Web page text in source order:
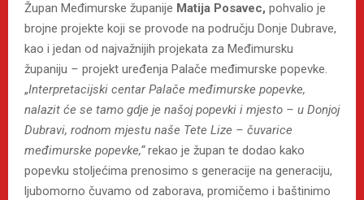
Župan Međimurske županije Matija Posavec, pohvalio je
brojne projekte koji se provode na području Donje Dubrave,
kao i jedan od najvažnijih projekata za Međimursku
županiju – projekt uređenja Palače međimurske popevke.
„Interpretacijski centar Palače međimurske popevke,
nalazit će se tamo gdje je našoj popevki i mjesto – u Donjoj
Dubravi, rodnom mjestu naše Tete Lize – čuvarice
međimurske popevke,“rekao je župan te dodao kako
popevku stoljećima prenosimo s generacije na generaciju,
ljubomorno čuvamo od zaborava, promičemo i baštinimo